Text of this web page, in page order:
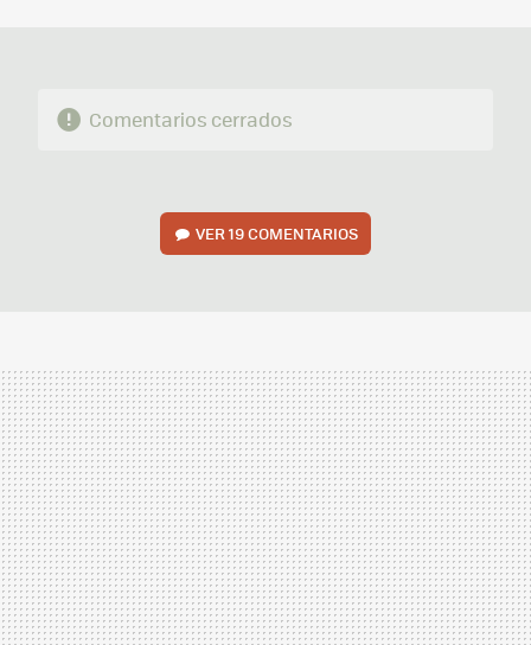
Comentarios cerrados
VER19 COMENTARIOS